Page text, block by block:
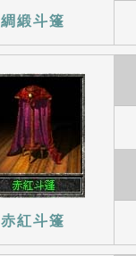
綢緞斗篷
赤紅斗篷